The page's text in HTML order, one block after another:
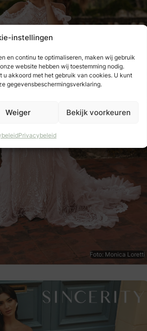
instellingen
en continu te optimaliseren, maken wij gebruik
website hebben wij toestemming nodig.
akkoord met het gebruik van cookies. U kunt
gegevensbeschermingsverklaring.
Weiger Bekijk voorkeuren
Privacybeleid
Foto: Monica Loretti